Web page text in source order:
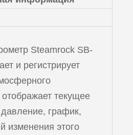
Steamrock SB-
и регистрирует
текущее
график,
изменения этого